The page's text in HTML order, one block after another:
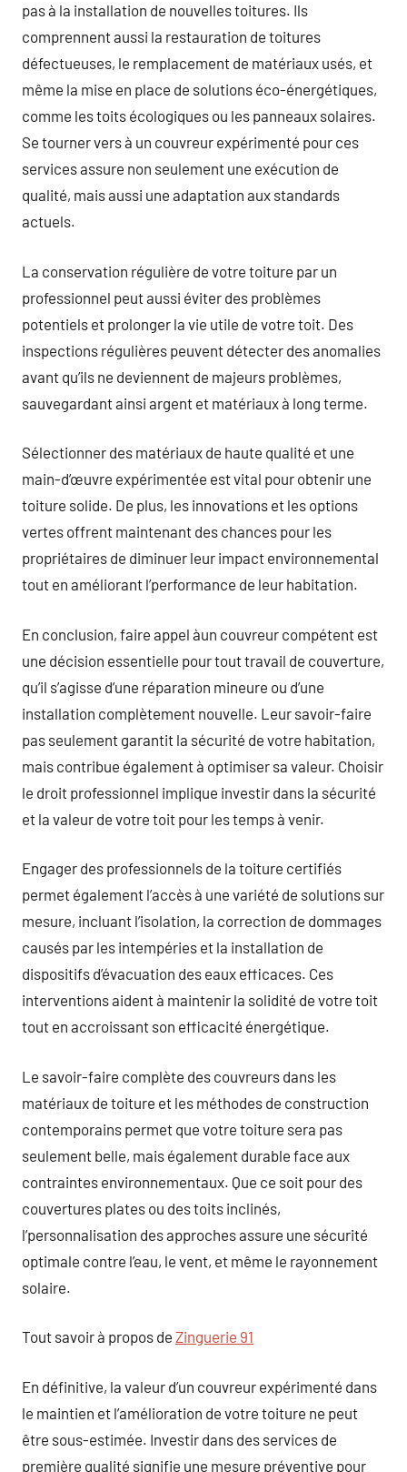
pas à la installation de nouvelles toitures. Ils
comprennent aussi la restauration de toitures
défectueuses, le remplacement de matériaux usés, et
même la mise en place de solutions éco-énergétiques,
comme les toits écologiques ou les panneaux solaires.
Se tourner vers à un couvreur expérimenté pour ces
services assure non seulement une exécution de
qualité, mais aussi une adaptation aux standards
actuels.
La conservation régulière de votre toiture par un
professionnel peut aussi éviter des problèmes
potentiels et prolonger la vie utile de votre toit. Des
inspections régulières peuvent détecter des anomalies
avant qu’ils ne deviennent de majeurs problèmes,
sauvegardant ainsi argent et matériaux à long terme.
Sélectionner des matériaux de haute qualité et une
main-d’œuvre expérimentée est vital pour obtenir une
toiture solide. De plus, les innovations et les options
vertes offrent maintenant des chances pour les
propriétaires de diminuer leur impact environnemental
tout en améliorant l’performance de leur habitation.
En conclusion, faire appel àun couvreur compétent est
une décision essentielle pour tout travail de couverture,
qu’il s’agisse d’une réparation mineure ou d’une
installation complètement nouvelle. Leur savoir-faire
pas seulement garantit la sécurité de votre habitation,
mais contribue également à optimiser sa valeur. Choisir
le droit professionnel implique investir dans la sécurité
et la valeur de votre toit pour les temps à venir.
Engager des professionnels de la toiture certifiés
permet également l’accès à une variété de solutions sur
mesure, incluant l’isolation, la correction de dommages
causés par les intempéries et la installation de
dispositifs d’évacuation des eaux efficaces. Ces
interventions aident à maintenir la solidité de votre toit
tout en accroissant son efficacité énergétique.
Le savoir-faire complète des couvreurs dans les
matériaux de toiture et les méthodes de construction
contemporains permet que votre toiture sera pas
seulement belle, mais également durable face aux
contraintes environnementaux. Que ce soit pour des
couvertures plates ou des toits inclinés,
l’personnalisation des approches assure une sécurité
optimale contre l’eau, le vent, et même le rayonnement
solaire.
Tout savoir à propos de Zinguerie 91
En définitive, la valeur d’un couvreur expérimenté dans
le maintien et l’amélioration de votre toiture ne peut
être sous-estimée. Investir dans des services de
première qualité signifie une mesure préventive pour